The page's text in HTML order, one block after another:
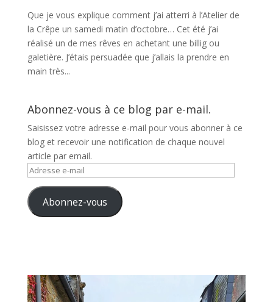
Que je vous explique comment j’ai atterri à l’Atelier de
la Crêpe un samedi matin d’octobre… Cet été j’ai
réalisé un de mes rêves en achetant une billig ou
galetière. J’étais persuadée que j’allais la prendre en
main très...
Abonnez-vous à ce blog par e-mail.
Saisissez votre adresse e-mail pour vous abonner à ce
blog et recevoir une notification de chaque nouvel
article par email.
Adresse
mail Abonnez-vous